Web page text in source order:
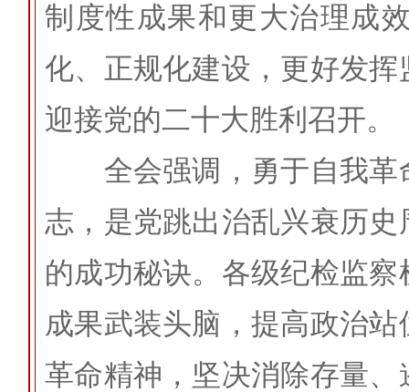
制度性成果和更大治理成
化、正规化建设，更好发
迎接党的二十大胜利召开。
全会强调，勇于自我革
志，是党跳出治乱兴衰历
的成功秘诀。各级纪检监
成果武装头脑，提高政治
革命精神，坚决消除存量